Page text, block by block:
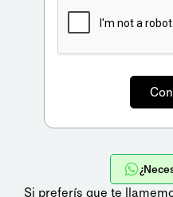
Si preferís que te